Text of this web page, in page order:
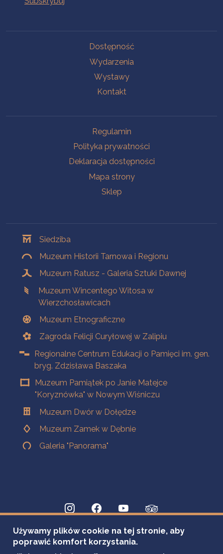
Dostępność
Wydarzenia
Wystawy
Kontakt
Regulamin
Polityka prywatności
Deklaracja dostępności
Mapa strony
Sklep
Siedziba
Muzeum Historii Tarnowa i Regionu
Muzeum Ratusz - Galeria Sztuki Dawnej
Muzeum Wincentego Witosa w
Wierzchosławicach
Muzeum Etnograficzne
Zagroda Felicji Curyłowej w Zalipiu
Regionalne Centrum Edukacji o Pamięci im. gen.
bryg. Zdzisława Baszaka
Muzeum Pamiątek po Janie Matejce
"Koryznówka" w Nowym Wiśniczu
Muzeum Dwór w Dołędze
Muzeum Zamek w Dębnie
Galeria "Panorama"
Używamy plików cookie na tej stronie, aby
poprawić komfort korzystania.